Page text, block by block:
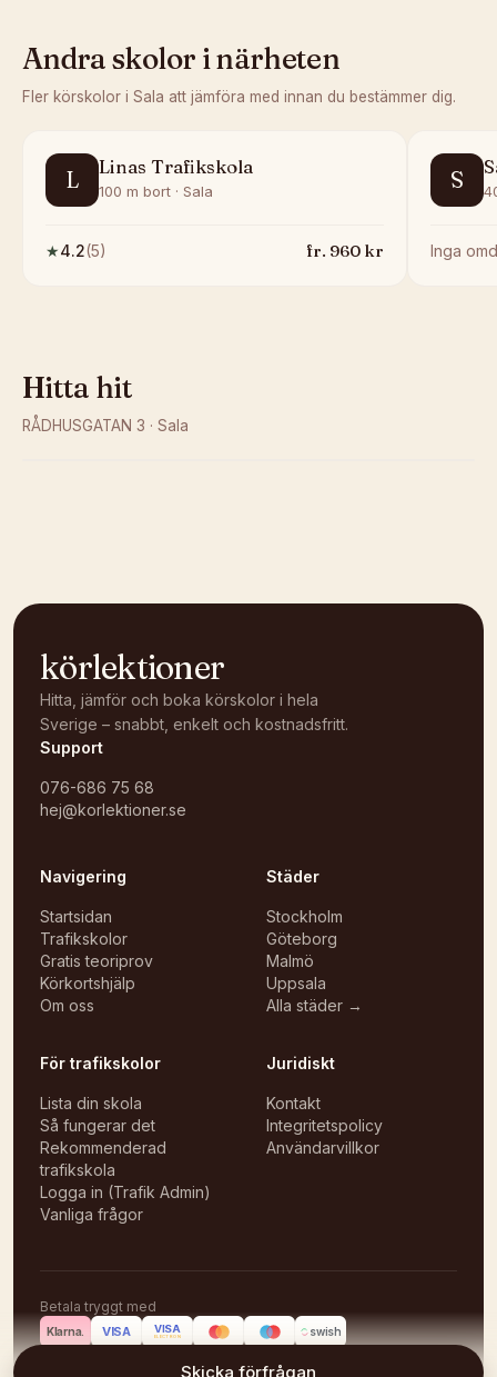
Skicka förfrågan
Andra skolor i närheten
Fler körskolor i Sala att jämföra med innan du bestämmer dig.
L Linas Trafikskola
100 m bort · Sala
★4.2(5) fr. 960kr
S
Inga
Hitta hit
RÅDHUSGATAN 3 · Sala
körlektioner
Hitta, jämför och boka körskolor i hela
Sverige – snabbt, enkelt och kostnadsfritt.
Support
076-686 75 68
hej@korlektioner.se
Navigering
Startsidan
Trafikskolor
Gratis teoriprov
Körkortshjälp
Om oss
Städer
Stockholm
Göteborg
Malmö
Uppsala
Alla städer →
För trafikskolor
Lista din skola
Så fungerar det
Rekommenderad
trafikskola
Logga in (Trafik Admin)
Vanliga frågor
Juridiskt
Kontakt
Integritetspolicy
Användarvillkor
Betala tryggt med
Klarna. VISA VISA
ELECTRON swish